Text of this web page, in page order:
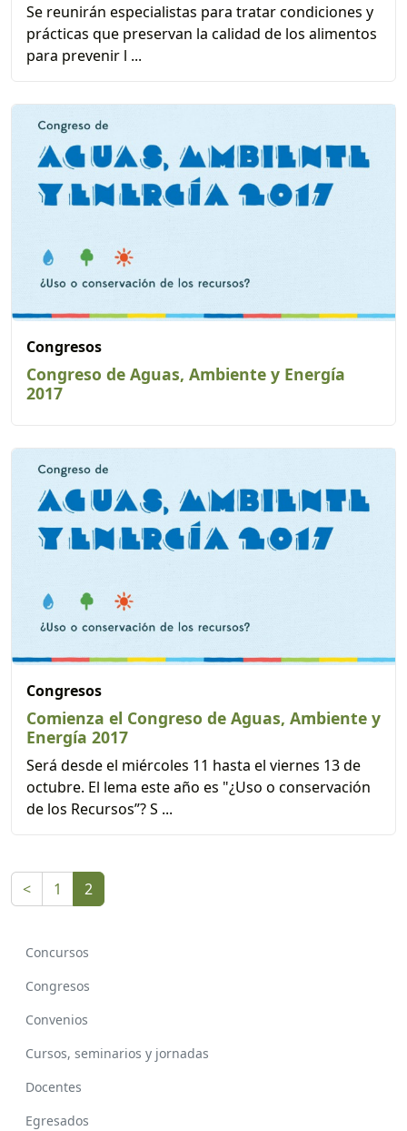
Se reunirán especialistas para tratar condiciones y
prácticas que preservan la calidad de los alimentos
para prevenir l ...
Congresos
Congreso de Aguas, Ambiente y Energía
2017
Congresos
Comienza el Congreso de Aguas, Ambiente y
Energía 2017
Será desde el miércoles 11 hasta el viernes 13 de
octubre. El lema este año es "¿Uso o conservación
de los Recursos”? S ...
< 1 2
Concursos
Congresos
Convenios
Cursos, seminarios y jornadas
Docentes
Egresados